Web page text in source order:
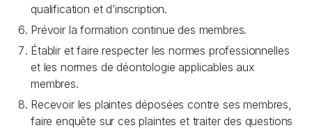
qualification et d’inscription.
Prévoir la formation continue des membres.
Établir et faire respecter les normes professionnelles
et les normes de déontologie applicables aux
membres.
Recevoir les plaintes déposées contre ses membres,
faire enquête sur ces plaintes et traiter des questions